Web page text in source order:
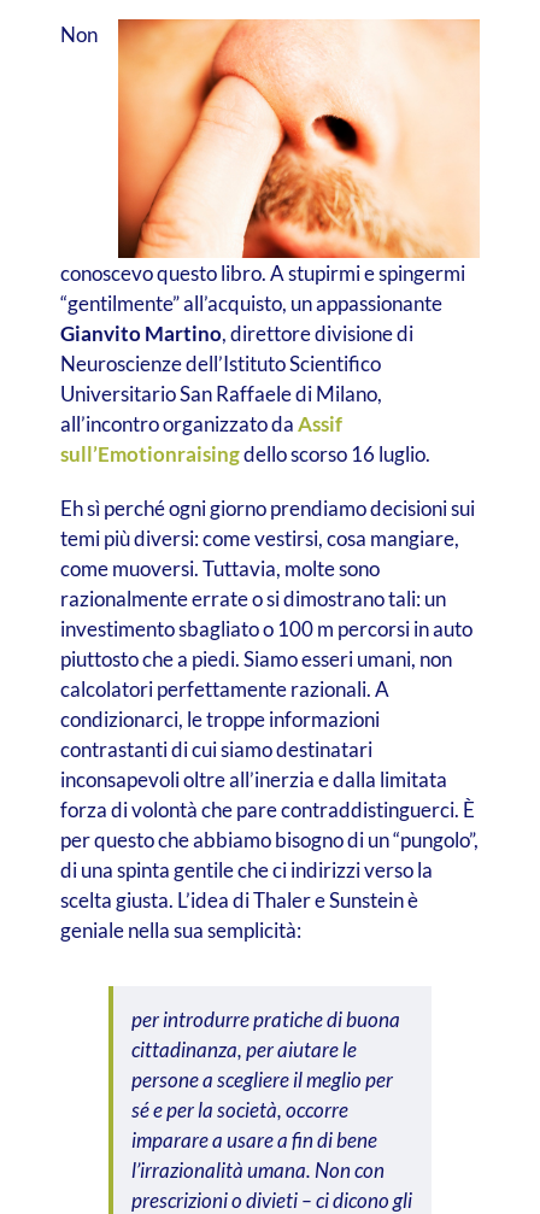
Non
conoscevo questo libro. A stupirmi e spingermi
“gentilmente” all’acquisto, un appassionante
Gianvito Martino, direttore divisione di
Neuroscienze dell’Istituto Scientifico
Universitario San Raffaele di Milano,
all’incontro organizzato daAssif
sull’Emotionraisingdello scorso 16 luglio.
Eh sì perché ogni giorno prendiamo decisioni sui
temi più diversi: come vestirsi, cosa mangiare,
come muoversi. Tuttavia, molte sono
razionalmente errate o si dimostrano tali: un
investimento sbagliato o 100 m percorsi in auto
piuttosto che a piedi. Siamo esseri umani, non
calcolatori perfettamente razionali. A
condizionarci, le troppe informazioni
contrastanti di cui siamo destinatari
inconsapevoli oltre all’inerzia e dalla limitata
forza di volontà che pare contraddistinguerci. È
per questo che abbiamo bisogno di un “pungolo”,
di una spinta gentile che ci indirizzi verso la
scelta giusta. L’idea di Thaler e Sunstein è
geniale nella sua semplicità:
per introdurre pratiche di buona
cittadinanza, per aiutare le
persone a scegliere il meglio per
sé e per la società, occorre
imparare a usare a fin di bene
l’irrazionalità umana. Non con
prescrizioni o divieti – ci dicono gli